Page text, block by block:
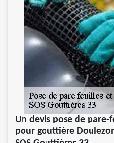
Un devis pose de
pour gouttière